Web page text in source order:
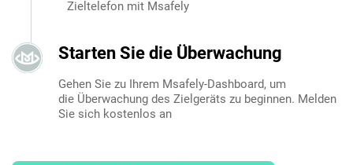
Zieltelefon mit Msafely
Starten Sie die Überwachung
Gehen Sie zu Ihrem Msafely-Dashboard, um
die Überwachung des Zielgeräts zu beginnen. Melden
Sie sich kostenlos an